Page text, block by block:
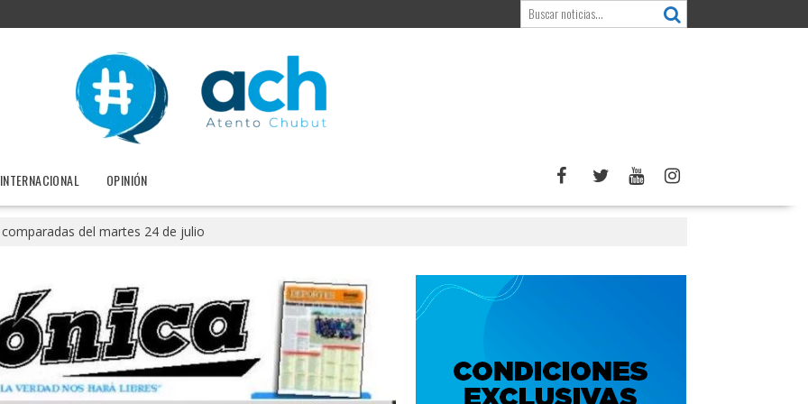
INTERNACIONAL OPINIÓN
del martes 24 de julio